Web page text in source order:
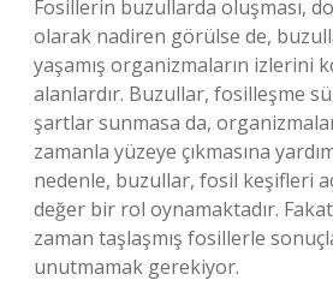
Fosillerin buzullarda oluşması,
olarak nadiren görülse de,
yaşamış organizmaların izlerini
alanlardır. Buzullar, fosilleşme
şartlar sunmasa da,
zamanla yüzeye çıkmasına
nedenle, buzullar, fosil keşifleri
değer bir rol oynamaktadır.
zaman taşlaşmış fosillerle
unutmamak gerekiyor.